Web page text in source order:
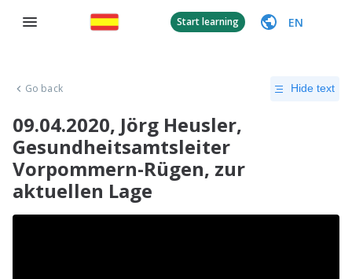
Start learning EN
Go back Hide text
09.04.2020, Jörg Heusler,
Gesundheitsamtsleiter
Vorpommern-Rügen, zur
aktuellen Lage